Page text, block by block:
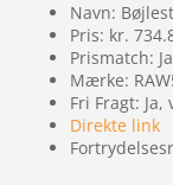
Navn:
Pris: kr.
Prismatch: Ja
Mærke:
Fri Fragt:
Direkte link